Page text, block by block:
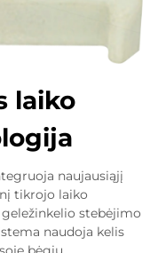
laiko
naujausiąjį
tikrojo laiko
stebėjimo
naudoja kelis